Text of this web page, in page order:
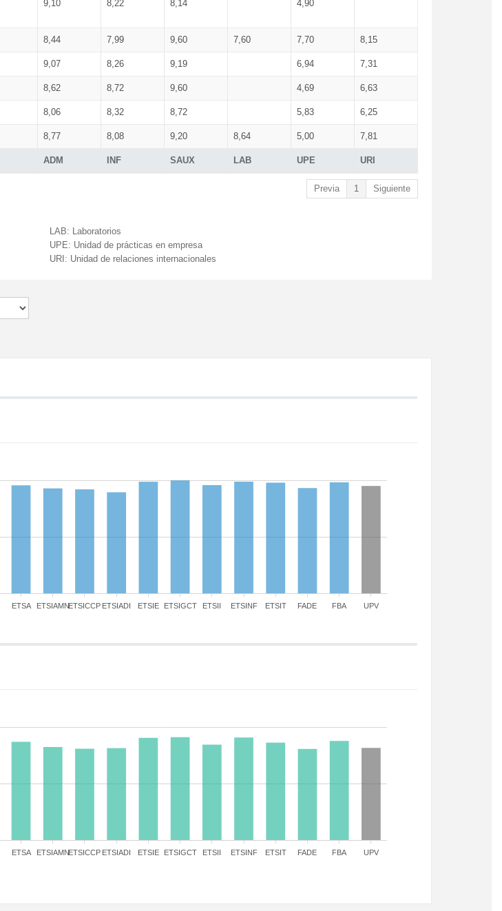
ADM INF SAUX LAB UPE URI
9,10 8,22 8,14 4,90
8,44 7,99 9,60 7,60 7,70 8,15
9,07 8,26 9,19 6,94 7,31
8,62 8,72 9,60 4,69 6,63
8,06 8,32 8,72 5,83 6,25
8,77 8,08 9,20 8,64 5,00 7,81
Previa 1 Siguiente
LAB: Laboratorios
UPE: Unidad de prácticas en empresa
URI: Unidad de relaciones internacionales
ETSA ETSIAMNETSICCP ETSIADI ETSIE ETSIGCT ETSII ETSINF ETSIT FADE FBA UPV
ETSA ETSIAMNETSICCP ETSIADI ETSIE ETSIGCT ETSII ETSINF ETSIT FADE FBA UPV